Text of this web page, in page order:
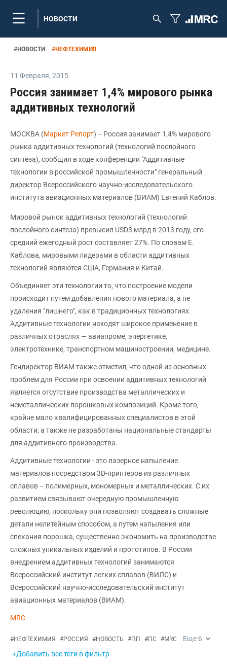
НОВОСТИ
#НОВОСТИ #НЕФТЕХИМИЯ
11 Февраля, 2015
Россия занимает 1,4% мирового рынка
аддитивных технологий
МОСКВА (Маркет Репорт) -- Россия занимает 1,4% мирового
рынка аддитивных технологий (технологий послойного
синтеза), сообщил в ходе конференции "Аддитивные
технологии в российской промышленности" генеральный
директор Всероссийского научно-исследовательского
института авиационных материалов (ВИАМ) Евгений Каблов.
Мировой рынок аддитивных технологий (технологий
послойного синтеза) превысил USD3 млрд в 2013 году, его
средний ежегодный рост составляет 27%. По словам Е.
Каблова, мировыми лидерами в области аддитивных
технологий являются США, Германия и Китай.
Объединяет эти технологии то, что построение модели
происходит путем добавления нового материала, а не
удаления "лишнего", как в традиционных технологиях.
Аддитивные технологии находят широкое применение в
различных отраслях — авиапроме, энергетике,
электротехнике, транспортном машиностроении, медицине.
Гендиректор ВИАМ также отметил, что одной из основных
проблем для России при освоении аддитивных технологий
является отсутствие производства металлических и
неметаллических порошковых композиций. Кроме того,
крайне мало квалифицированных специалистов в этой
области, а также не разработаны национальные стандарты
для аддитивного производства.
Аддитивные технологии - это лазерное напыление
материалов посредством 3D-принтеров из различных
сплавов – полимерных, мономерных и металлических. С их
развитием связывают очередную промышленную
революцию, поскольку они позволяют создавать сложные
детали нелитейным способом, а путем напыления или
спекания порошка, существенно экономить на производстве
сложных уникальных изделий и прототипов. В России
внедрением аддитивных технологий занимаются
Всероссийский институт легких сплавов (ВИЛС) и
Всероссийский научно-исследовательский институт
авиационных материалов (ВИАМ).
MRC
#НЕФТЕХИМИЯ #РОССИЯ #НОВОСТЬ #ПП #ПС #MRC Еще 6
+Добавить все теги в фильтр